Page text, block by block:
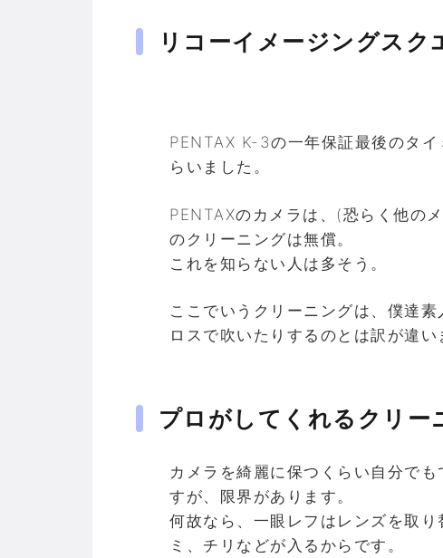
リコーイメージングスク
PENTAX K-3の一年保証最後のタ
らいました。
PENTAXのカメラは、(恐らく他の
のクリーニングは無償。
これを知らない人は多そう。
ここでいうクリーニングは、僕達
ロスで吹いたりするのとは訳が違い
プロがしてくれるクリー
カメラを綺麗に保つくらい自分で
すが、限界があります。
何故なら、一眼レフはレンズを取
ミ、チリなどが入るからです。